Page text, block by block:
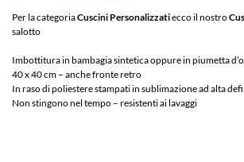
Per la categoriaCuscini Personalizzatiecco il nostro
salotto
Imbottitura in bambagia sintetica oppure in piumetta
40 x 40 cm – anche fronte retro
In raso di poliestere stampati in sublimazione ad alta
Non stingono nel tempo – resistenti ai lavaggi